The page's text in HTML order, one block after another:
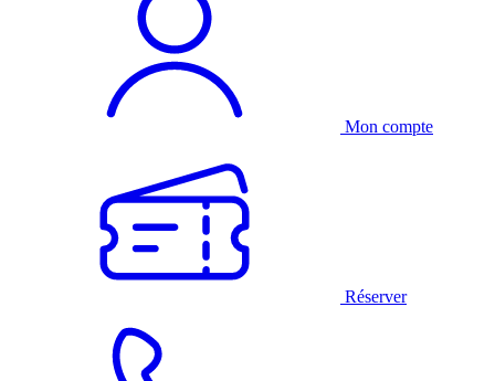
Mon compte
Réserver